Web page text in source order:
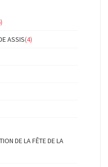
ASSIS(4)
DE LA FÊTE DE LA